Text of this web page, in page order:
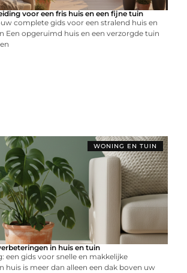
voor een fris huis en een fijne tuin
complete gids voor een stralend huis en
Een opgeruimd huis en een verzorgde tuin
WONING EN TUIN
in huis en tuin
een gids voor snelle en makkelijke
huis is meer dan alleen een dak boven uw